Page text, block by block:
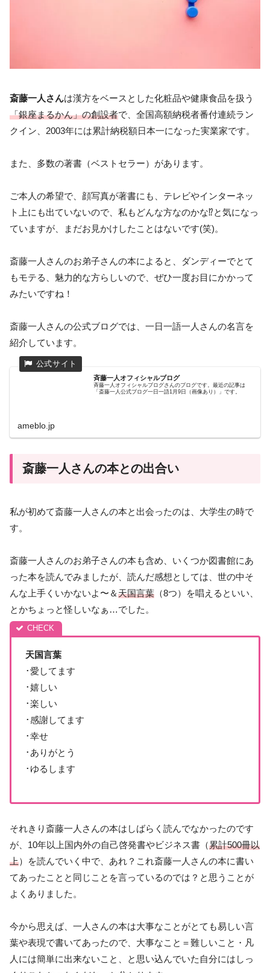
斎藤一人さんは漢方をベースとした化粧品や健康食品を扱う
「銀座まるかん」の創設者で、全国高額納税者番付連続ラン
クイン、2003年には累計納税額日本一になった実業家です。
また、多数の著書（ベストセラー）があります。
ご本人の希望で、顔写真が著書にも、テレビやインターネッ
ト上にも出ていないので、私もどんな方なのかな⁉と気になっ
ていますが、まだお見かけしたことはないです(笑)。
斎藤一人さんのお弟子さんの本によると、ダンディーでとて
もモテる、魅力的な方らしいので、ぜひ一度お目にかかって
みたいですね！
斎藤一人さんの公式ブログでは、一日一語一人さんの名言を
紹介しています。
斉藤一人オフィシャルブログ
斉藤一人オフィシャルブログさんのブログです。最近の記事は
「斎藤一人公式ブログ一日一語1月9日（画像あり）」です。
ameblo.jp
斎藤一人さんの本との出合い
私が初めて斎藤一人さんの本と出会ったのは、大学生の時で
す。
斎藤一人さんのお弟子さんの本も含め、いくつか図書館にあ
った本を読んでみましたが、読んだ感想としては、世の中そ
んな上手くいかないよ〜＆天国言葉 （8つ）を唱えるといい、
とかちょっと怪しいなぁ…でした。
天国言葉
･愛してます
･嬉しい
･楽しい
･感謝してます
･幸せ
･ありがとう
･ゆるします
それきり斎藤一人さんの本はしばらく読んでなかったのです
が、10年以上国内外の自己啓発書やビジネス書（累計500冊以
上）を読んでいく中で、あれ？これ斎藤一人さんの本に書い
てあったことと同じことを言っているのでは？と思うことが
よくありました。
今から思えば、一人さんの本は大事なことがとても易しい言
葉や表現で書いてあったので、大事なこと＝難しいこと・凡
人には簡単に出来ないこと、と思い込んでいた自分にはしっ